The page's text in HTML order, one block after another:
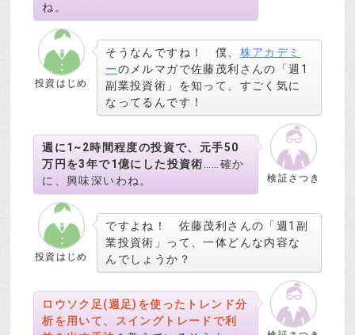
ね。
投資はじめ
そうなんですね！ 僕、 株アカデミ
ーのメルマガで佐藤茂利さんの「週1
副業投資術」を知って、すごく気に
なってるんです！
検証さつき
週に1~2時間程度の投資で、元手50
万円を3年で1億にした投資術……確か
に、興味深いわね。
投資はじめ
ですよね！ 佐藤茂利さんの「週1副
業投資術」って、一体どんな内容な
んでしょうか？
ロウソク足(週足)を使ったトレンド分
析を用いて、スイングトレードで利